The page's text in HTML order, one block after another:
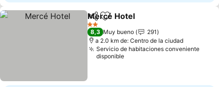
CompartirAgregar a favoritos
Mercé Hotel
2 Estrellas
8,3 Muy bueno
291
a 2.0 km de: Centro de la ciudad
Servicio de habitaciones conveniente
disponible